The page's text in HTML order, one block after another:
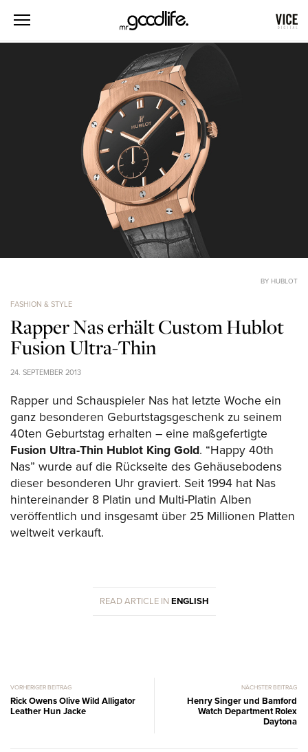
BY HUBLOT
FASHION & STYLE
Rapper Nas erhält Custom Hublot
Fusion Ultra-Thin
24. SEPTEMBER 2013
Rapper und Schauspieler Nas hat letzte Woche ein
ganz besonderen Geburtstagsgeschenk zu seinem
40ten Geburtstag erhalten – eine maßgefertigte
Fusion Ultra-Thin Hublot King Gold. “Happy 40th
Nas” wurde auf die Rückseite des Gehäusebodens
dieser besonderen Uhr graviert. Seit 1994 hat Nas
hintereinander 8 Platin und Multi-Platin Alben
veröffentlich und insgesamt über 25 Millionen Platten
weltweit verkauft.
READ ARTICLE IN ENGLISH
VORHERIGER BEITRAG
Rick Owens Olive Wild Alligator
Leather Hun Jacke
NÄCHSTER BEITRAG
Henry Singer und Bamford
Watch Department Rolex
Daytona